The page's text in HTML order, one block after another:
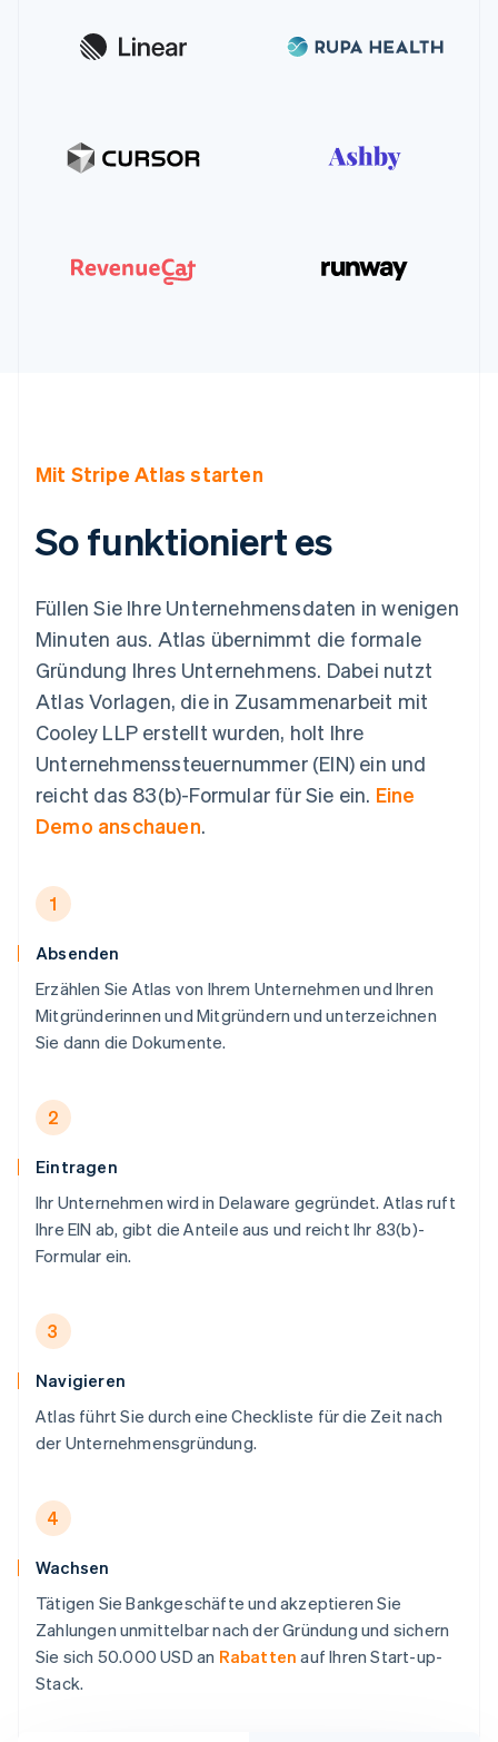
Mit Stripe Atlas starten
So funktioniert es
Füllen Sie Ihre Unternehmensdaten in wenigen
Minuten aus. Atlas übernimmt die formale
Gründung Ihres Unternehmens. Dabei nutzt
Atlas Vorlagen, die in Zusammenarbeit mit
Cooley LLP erstellt wurden, holt Ihre
Unternehmenssteuernummer (EIN) ein und
reicht das 83(b)-Formular für Sie ein. Eine
Demo anschauen.
1
Absenden
Erzählen Sie Atlas von Ihrem Unternehmen und Ihren
Mitgründerinnen und Mitgründern und unterzeichnen
Sie dann die Dokumente.
2
Eintragen
Ihr Unternehmen wird in Delaware gegründet. Atlas ruft
Ihre EIN ab, gibt die Anteile aus und reicht Ihr 83(b)-
Formular ein.
3
Navigieren
Atlas führt Sie durch eine Checkliste für die Zeit nach
der Unternehmensgründung.
4
Wachsen
Tätigen Sie Bankgeschäfte und akzeptieren Sie
Zahlungen unmittelbar nach der Gründung und sichern
Sie sich 50.000 USD an Rabatten auf Ihren Start-up-
Stack.